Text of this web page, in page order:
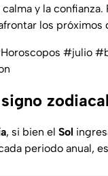
y la
los próximos
#julio
, si bien el Sol
periodo anual,